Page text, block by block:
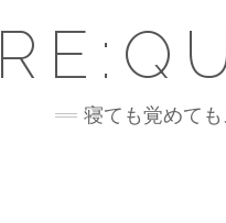
寝ても覚めて